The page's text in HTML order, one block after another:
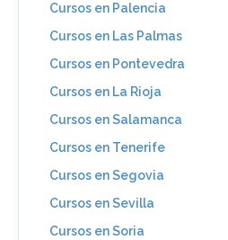
Cursos en Palencia
Cursos en Las Palmas
Cursos en Pontevedra
Cursos en La Rioja
Cursos en Salamanca
Cursos en Tenerife
Cursos en Segovia
Cursos en Sevilla
Cursos en Soria